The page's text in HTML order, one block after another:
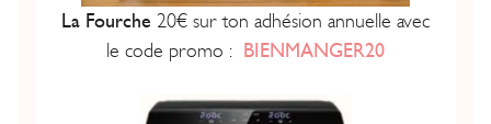
La Fourche 20€ sur ton adhésion annuelle avec
le code promo : BIENMANGER20